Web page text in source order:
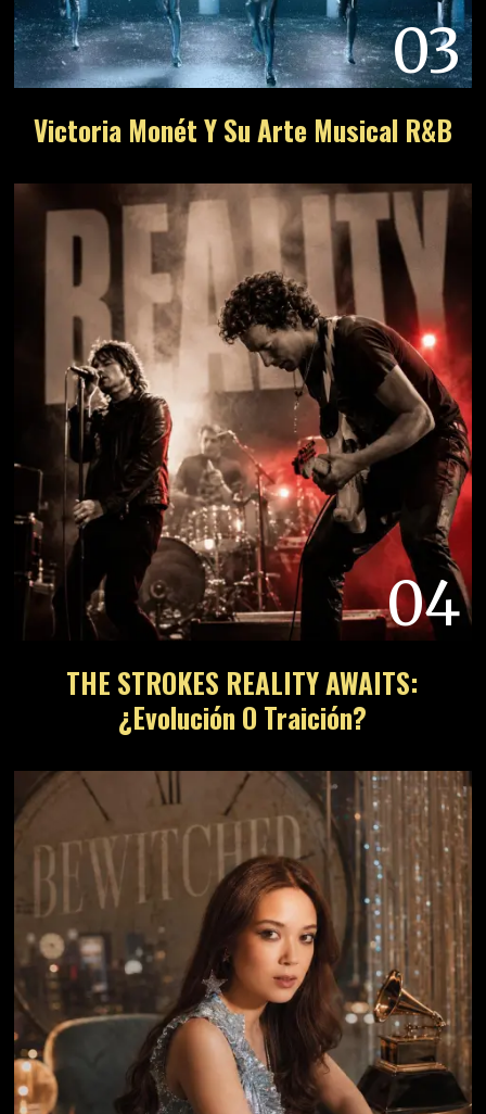
03
Victoria Monét Y Su Arte Musical R&B
04
THE STROKES REALITY AWAITS:
¿Evolución O Traición?